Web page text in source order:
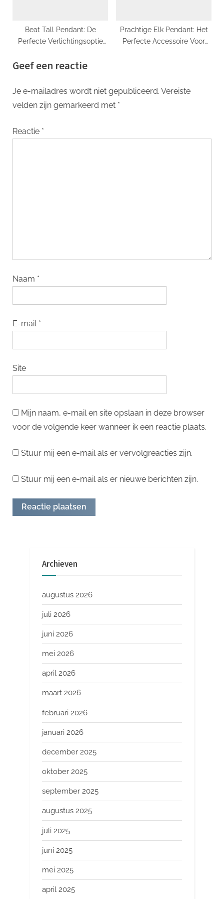
Beat Tall Pendant: De
Perfecte Verlichtingsoptie
Prachtige Elk Pendant: Het
Perfecte Accessoire Voor
Geef een reactie
Je e-mailadres wordt niet gepubliceerd. Vereiste
velden zijn gemarkeerd met *
Reactie *
Naam *
E-mail *
Site
Mijn naam, e-mail en site opslaan in deze browser
voor de volgende keer wanneer ik een reactie plaats.
Stuur mij een e-mail als er vervolgreacties zijn.
Stuur mij een e-mail als er nieuwe berichten zijn.
Archieven
augustus 2026
juli 2026
juni 2026
mei 2026
april 2026
maart 2026
februari 2026
januari 2026
december 2025
oktober 2025
september 2025
augustus 2025
juli 2025
juni 2025
mei 2025
april 2025